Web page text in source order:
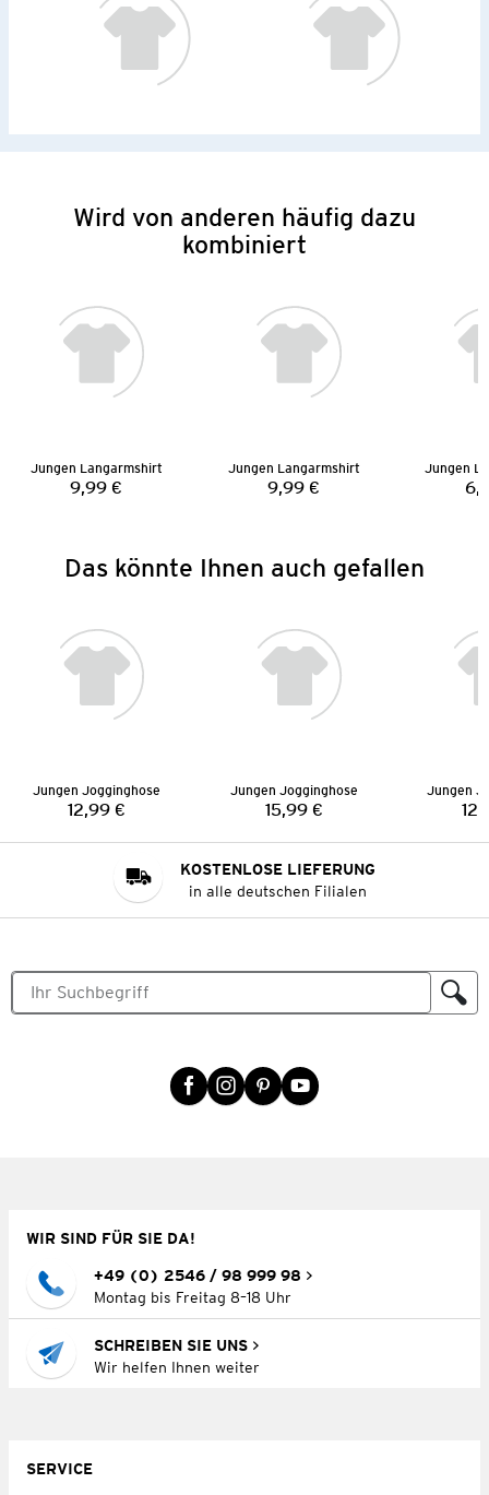
Wird von anderen häufig dazu
kombiniert
Jungen Langarmshirt
Preis:
9,99 €
Jungen Langarmshirt
Preis:
9,99 €
Jungen
Das könnte Ihnen auch gefallen
Jungen Jogginghose
Preis:
12,99 €
Jungen Jogginghose
Preis:
15,99 €
Jungen
KOSTENLOSE LIEFERUNG
in alle deutschen Filialen
WIR SIND FÜR SIE DA!
+49 (0) 2546 / 98 999 98
Montag bis Freitag 8–18 Uhr
SCHREIBEN SIE UNS
Wir helfen Ihnen weiter
SERVICE